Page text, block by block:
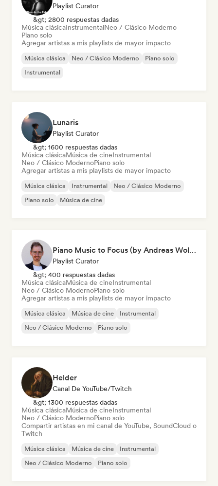
Playlist Curator
&gt; 2800 respuestas dadas
Música clásicaInstrumentalNeo / Clásico Moderno
Piano solo
Agregar artistas a mis playlists de mayor impacto
Música clásica Neo / Clásico Moderno
Piano solo
Instrumental
Lunaris
Playlist Curator
&gt; 1600 respuestas dadas
Música clásicaMúsica de cineInstrumental
Neo / Clásico ModernoPiano solo
Agregar artistas a mis playlists de mayor impacto
Música clásica Instrumental
Neo / Clásico Moderno
Piano solo
Música de cine
Piano Music to Focus (by Andreas Wolff)
Playlist Curator
&gt; 400 respuestas dadas
Música clásicaMúsica de cineInstrumental
Neo / Clásico ModernoPiano solo
Agregar artistas a mis playlists de mayor impacto
Música clásica Música de cine
Instrumental
Neo / Clásico Moderno
Piano solo
Helder
Canal De YouTube/Twitch
&gt; 1300 respuestas dadas
Música clásicaMúsica de cineInstrumental
Neo / Clásico ModernoPiano solo
Compartir artistas en mi canal de YouTube, SoundCloud o
Twitch
Música clásica Música de cine
Instrumental
Neo / Clásico Moderno
Piano solo